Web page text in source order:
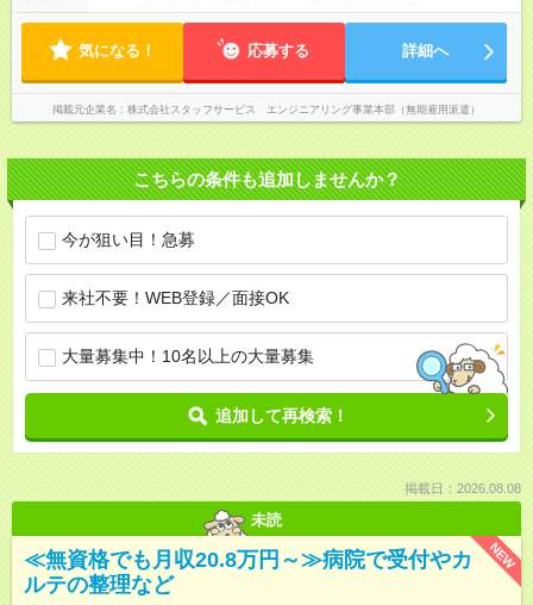
気になる！ 応募する 詳細へ
掲載元企業名 株式会社スタッフサービス エンジニアリング事業本部（無期雇用派遣）
こちらの条件も追加しませんか？
今が狙い目！急募
来社不要！WEB登録／面接OK
大量募集中！10名以上の大量募集
追加して再検索！
掲載日：2026.08.08
未読
NEW
≪無資格でも月収20.8万円～≫病院で受付やカ
ルテの整理など